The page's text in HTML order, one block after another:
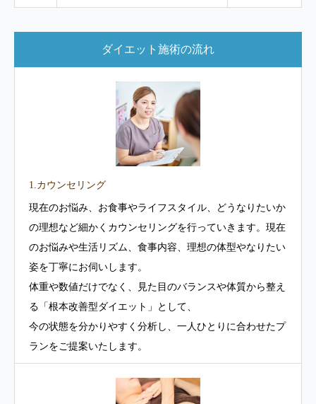
ダイエット施術の流れ
1.カウンセリング
現在のお悩み、お食事やライフスタイル、どうなりたいか
の理想など細かくカウンセリングを行っていきます。現在
のお悩みや生活リズム、食事内容、理想の体型やなりたい
姿を丁寧にお伺いします。
体重や数値だけでなく、見た目のバランスや体質から整え
る「根本改善型ダイエット」として、
今の状態を分かりやすく分析し、一人ひとりに合わせたプ
ランをご提案いたします。